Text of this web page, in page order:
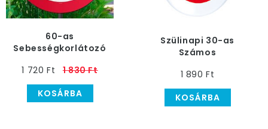
60-as
Sebességkorlátozó
Kerti Tábla
1 720 Ft
1 830 Ft
KOSÁRBA
Szülinapi 30-as
Számos
Lufi - 30 cm, 8 db
1 890 Ft
KOSÁRBA